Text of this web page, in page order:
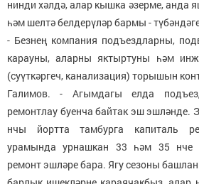
нинди хәлдә, алар кышка әзерме, анда
һәм шелтә белдерүләр бармы -
- Безнең компания подъездларны,
карауны, аларны яктыртуны һәм
(суүткәргеч, канализация) торышын
Галимов. - Агымдагы елда
ремонтлау буенча байтак эш эшләнде.
нчы йортта тамбурга капиталь
урамында урнашкан 33 һәм 35 нче
ремонт эшләре бара. Ягу сезоны